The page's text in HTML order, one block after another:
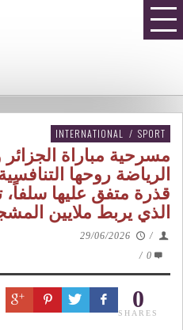
INTERNATIONAL / SPORT
مسرحية مباراة
الرياضة روحها
قذرة متفق عليها
الذي يربط ملايين
/
29/06/2026
0
/
0
SHARES